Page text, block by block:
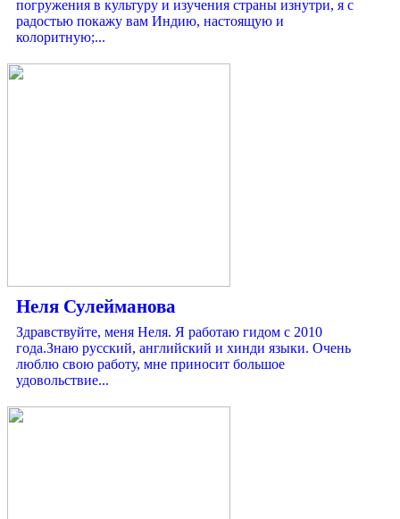
погружения в культуру и изучения страны изнутри, я с
радостью покажу вам Индию, настоящую и
колоритную;...
Неля Сулейманова
Здравствуйте, меня Неля. Я работаю гидом с 2010
года.Знаю русский, английский и хинди языки. Очень
люблю свою работу, мне приносит большое
удовольствие...